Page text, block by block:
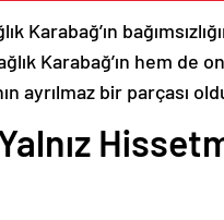
Karabağ’ın
Karabağ’ın hem
ayrılmaz bir parçası